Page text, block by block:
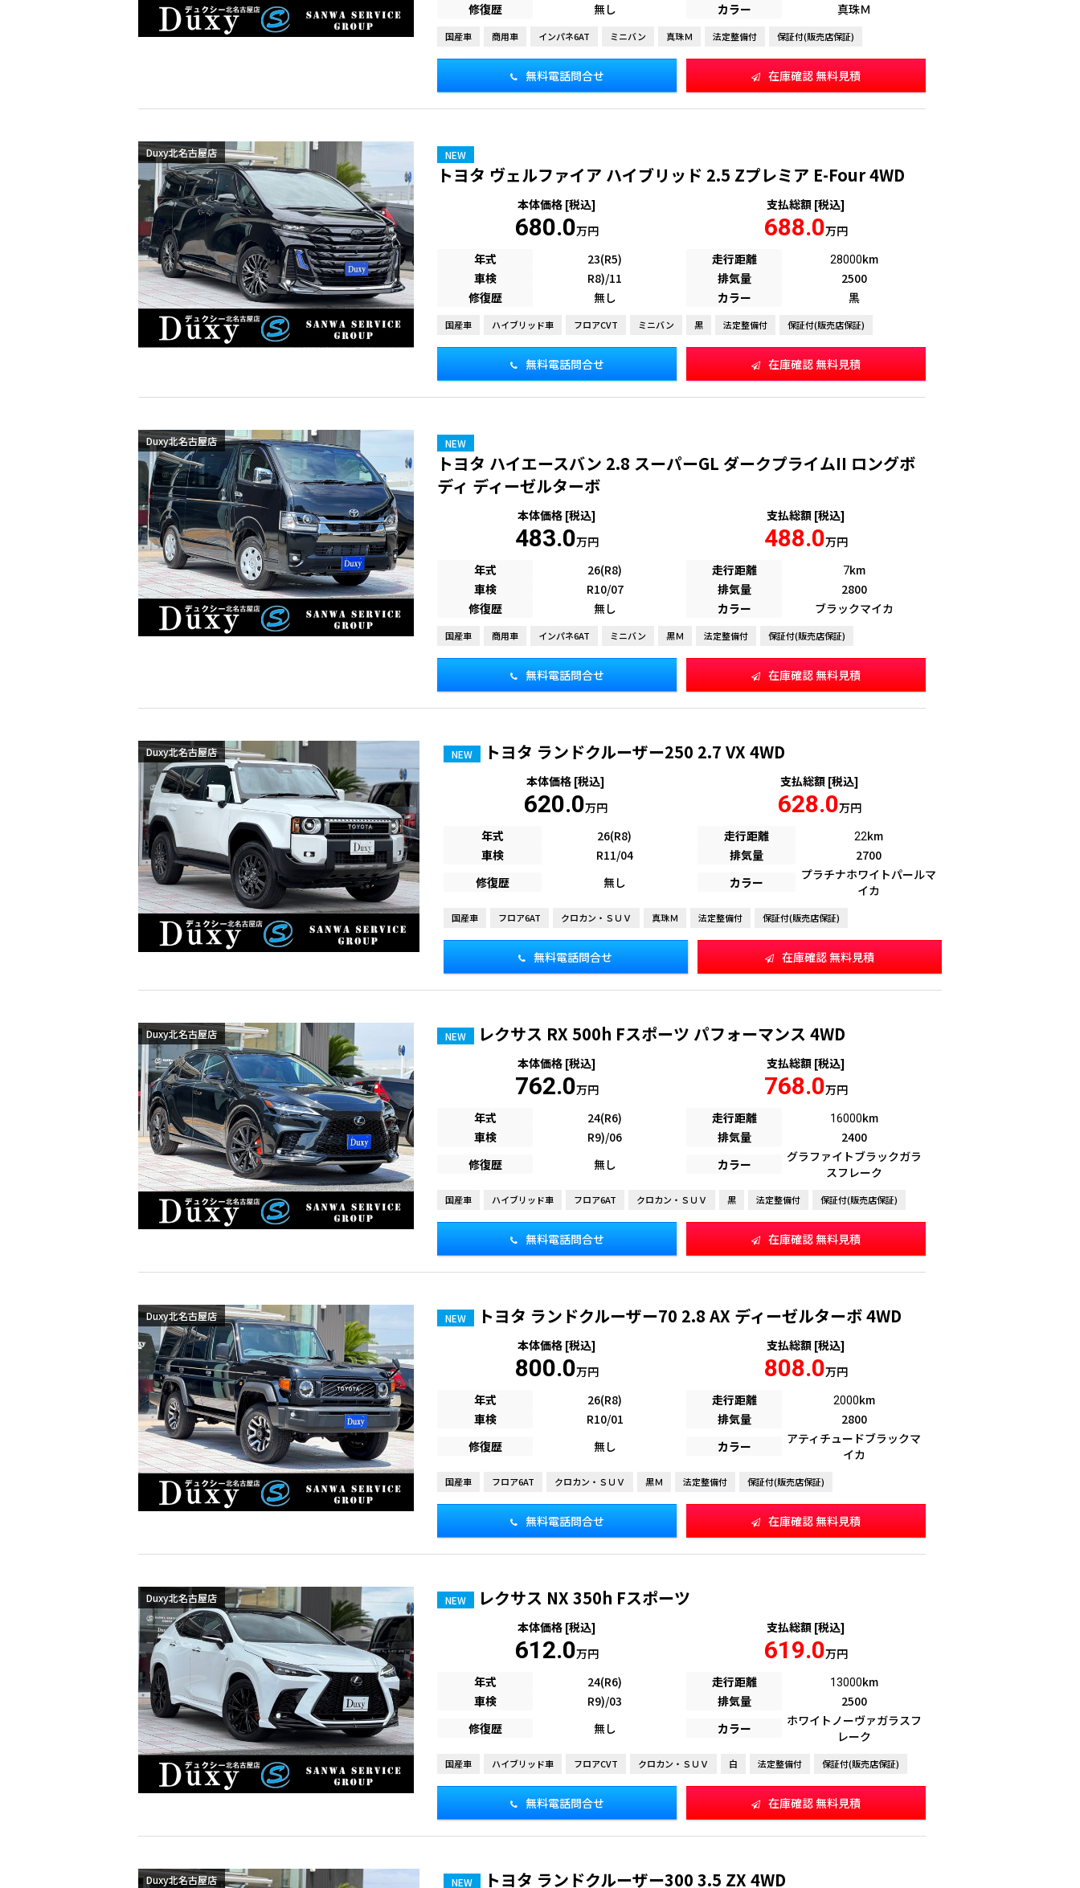
修復歴
無し カラー 真珠Ｍ
国産車 商用車 インパネ6AT ミニバン 真珠Ｍ 法定整備付 保証付(販売店保証)
無料電話問合せ 在庫確認 無料見積
Duxy北名古屋店 NEW
トヨタ ヴェルファイア ハイブリッド 2.5 Zプレミア E-Four 4WD
本体価格 [税込]
680.0万円
支払総額 [税込]
688.0万円
年式
23(R5) 走行距離 28000km
車検
R8)/11 排気量
2500
修復歴
無し カラー 黒
国産車 ハイブリッド車 フロアCVT ミニバン 黒 法定整備付 保証付(販売店保証)
無料電話問合せ 在庫確認 無料見積
Duxy北名古屋店 NEW
トヨタ ハイエースバン 2.8 スーパーGL ダークプライムII ロングボ
ディ ディーゼルターボ
本体価格 [税込]
483.0万円
支払総額 [税込]
488.0万円
年式
26(R8) 走行距離 7km
車検
R10/07 排気量
2800
修復歴
無し カラー ブラックマイカ
国産車 商用車 インパネ6AT ミニバン 黒Ｍ 法定整備付 保証付(販売店保証)
無料電話問合せ 在庫確認 無料見積
Duxy北名古屋店 NEW トヨタ ランドクルーザー250 2.7 VX 4WD
本体価格 [税込]
620.0万円
支払総額 [税込]
628.0万円
年式
26(R8) 走行距離 22km
車検
R11/04 排気量
2700
修復歴
無し カラー
プラチナホワイトパールマ
イカ
国産車 フロア6AT クロカン・ＳＵＶ 真珠Ｍ 法定整備付 保証付(販売店保証)
無料電話問合せ 在庫確認 無料見積
Duxy北名古屋店 NEW レクサス RX 500h Fスポーツ パフォーマンス 4WD
本体価格 [税込]
762.0万円
支払総額 [税込]
768.0万円
年式
24(R6) 走行距離 16000km
車検
R9)/06 排気量
2400
修復歴
無し カラー
グラファイトブラックガラ
スフレーク
国産車 ハイブリッド車 フロア6AT クロカン・ＳＵＶ 黒 法定整備付 保証付(販売店保証)
無料電話問合せ 在庫確認 無料見積
Duxy北名古屋店 NEW トヨタ ランドクルーザー70 2.8 AX ディーゼルターボ 4WD
本体価格 [税込]
800.0万円
支払総額 [税込]
808.0万円
年式
26(R8) 走行距離 2000km
車検
R10/01 排気量
2800
修復歴
無し カラー
アティチュードブラックマ
イカ
国産車 フロア6AT クロカン・ＳＵＶ 黒Ｍ 法定整備付 保証付(販売店保証)
無料電話問合せ 在庫確認 無料見積
Duxy北名古屋店 NEW レクサス NX 350h Fスポーツ
本体価格 [税込]
612.0万円
支払総額 [税込]
619.0万円
年式
24(R6) 走行距離 13000km
車検
R9)/03 排気量
2500
修復歴
無し カラー
ホワイトノーヴァガラスフ
レーク
国産車 ハイブリッド車 フロアCVT クロカン・ＳＵＶ 白 法定整備付 保証付(販売店保証)
無料電話問合せ 在庫確認 無料見積
Duxy北名古屋店 NEW トヨタ ランドクルーザー300 3.5 ZX 4WD